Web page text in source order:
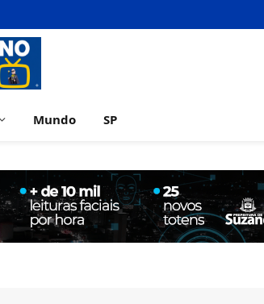
Mundo SP